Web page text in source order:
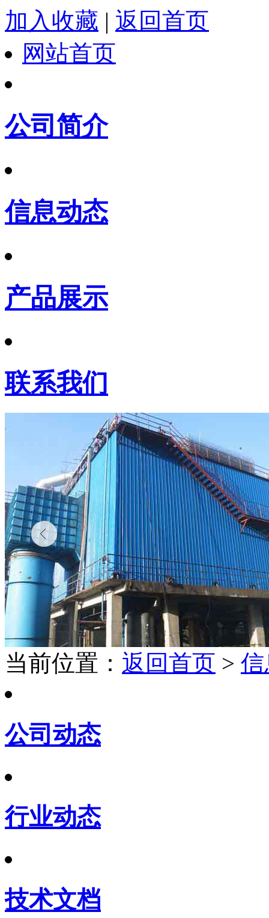
加入收藏 | 返回首页
网站首页
公司简介
信息动态
产品展示
联系我们
当前位置： 返回首页 >
公司动态
行业动态
技术文档